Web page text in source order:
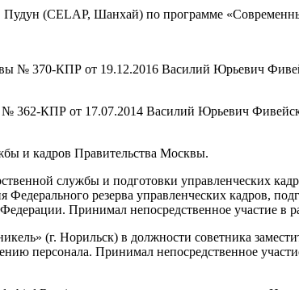
(CELAP, Шанхай) по программе
№ 370-КПР от 19.12.2016 Василий Юрьевич
362-КПР от 17.07.2014 Василий Юрьевич
и кадров Правительства Москвы.
службы и подготовки управленческих
резерва управленческих кадров,
Принимал непосредственное участие в
(г. Норильск) в должности советника
персонала. Принимал непосредственное